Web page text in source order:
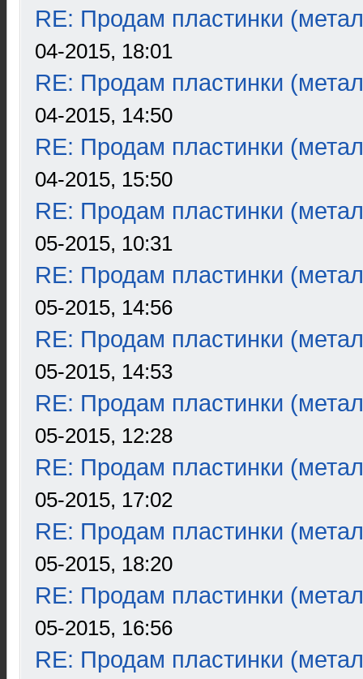
RE: Продам пластинки
04-2015, 18:01
RE: Продам пластинки
04-2015, 14:50
RE: Продам пластинки
04-2015, 15:50
RE: Продам пластинки
05-2015, 10:31
RE: Продам пластинки
05-2015, 14:56
RE: Продам пластинки
05-2015, 14:53
RE: Продам пластинки
05-2015, 12:28
RE: Продам пластинки
05-2015, 17:02
RE: Продам пластинки
05-2015, 18:20
RE: Продам пластинки
05-2015, 16:56
RE: Продам пластинки